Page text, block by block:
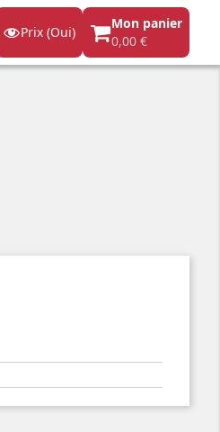
Prix (Oui)
Mon panier
0,00 €